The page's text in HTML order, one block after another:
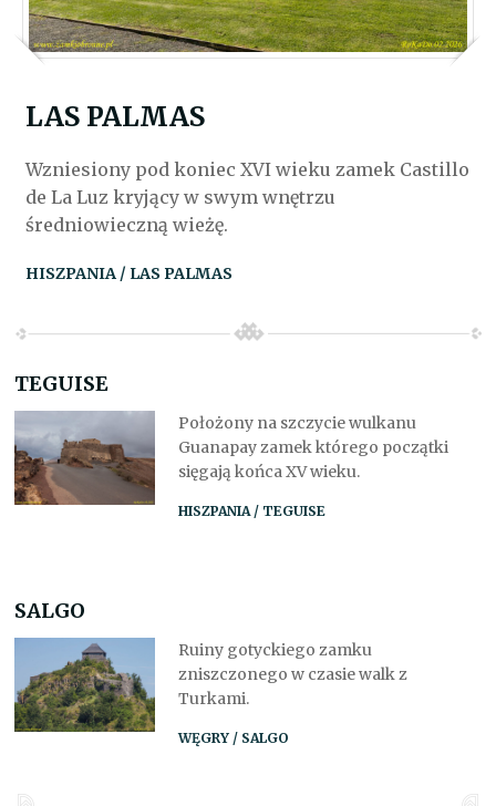
LAS PALMAS
Wzniesiony pod koniec XVI wieku zamek Castillo
de La Luz kryjący w swym wnętrzu
średniowieczną wieżę.
HISZPANIA / LAS PALMAS
TEGUISE
Położony na szczycie wulkanu
Guanapay zamek którego początki
sięgają końca XV wieku.
HISZPANIA / TEGUISE
SALGO
Ruiny gotyckiego zamku
zniszczonego w czasie walk z
Turkami.
WĘGRY / SALGO